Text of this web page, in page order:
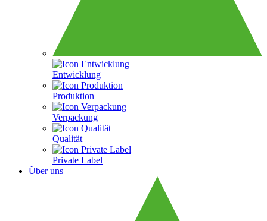
Entwicklung
Produktion
Verpackung
Qualität
Private Label
Über uns